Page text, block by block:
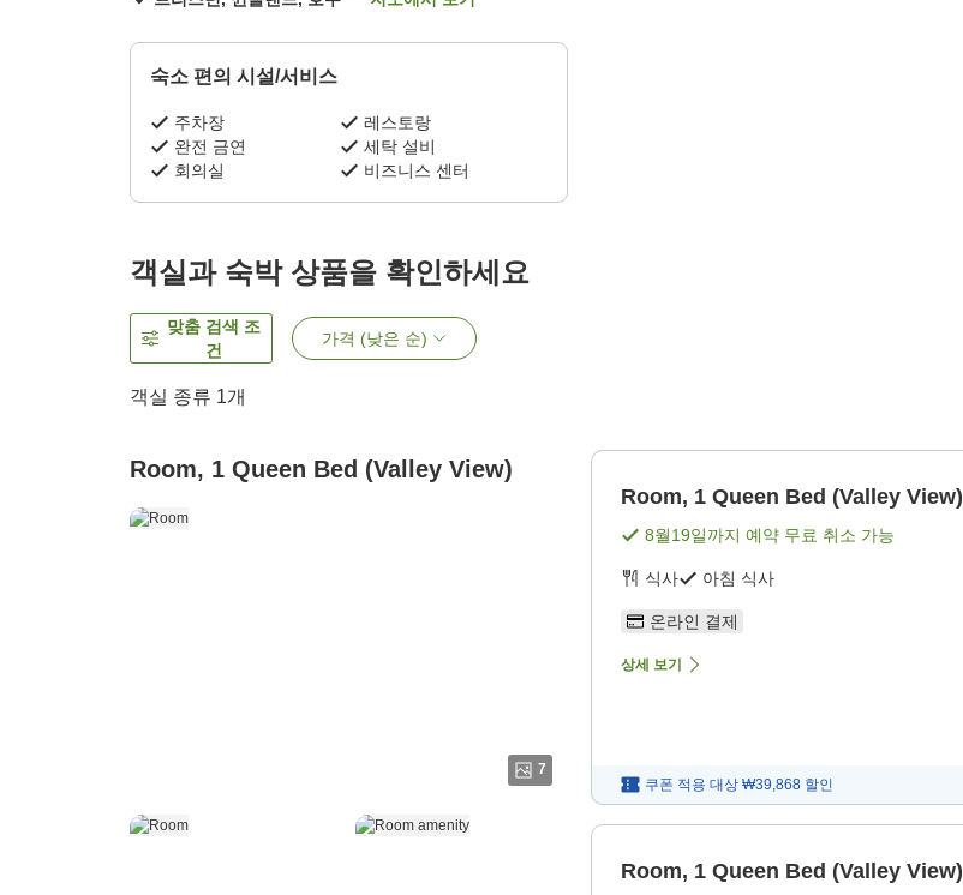
숙소 편의 시설/서비스
주차장
레스토랑
완전 금연
세탁 설비
회의실
비즈니스 센터
객실과 숙박 상품을 확인하세요
맞춤 검색 조
건
가격 (낮은 순)
객실 종류 1개
Room, 1 Queen Bed (Valley View)
7
Room, 1 Queen Bed (Valley View)
8월19일까지 예약 무료 취소 가능
식사 아침 식사
온라인 결제
상세 보기
쿠폰 적용 대상 ₩39,868 할인
Room, 1 Queen Bed (Valley View)